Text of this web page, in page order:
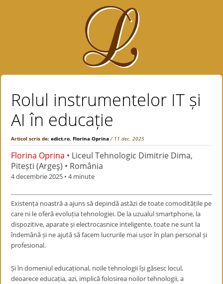
Rolul instrumentelor IT și
AI în educație
Articol scris de:edict.ro,Florina Oprina / 11 dec. 2025
Florina Oprina • Liceul Tehnologic Dimitrie Dima,
Pitești (Argeş) • România
4 decembrie 2025 • 4 minute
Existența noastră a ajuns să depindă astăzi de toate comoditățile pe
care ni le oferă evoluția tehnologiei. De la uzualul smartphone, la
dispozitive, aparate și electrocasnice inteligente, toate ne sunt la
îndemână și ne ajută să facem lucrurile mai ușor în plan personal și
profesional.
Și în domeniul educațional, noile tehnologii își găsesc locul,
deoarece educația, azi, implică folosirea noilor tehnologii, a